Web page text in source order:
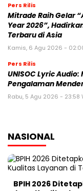
UNISOC Lyric Audio:
Pengalaman
Rabu, 5 Agu 2026 - 23:58
NASIONAL
30 Oktober 2025 |
Mahfud MD Nilai
Tahap Awal,
15 September 2025 |